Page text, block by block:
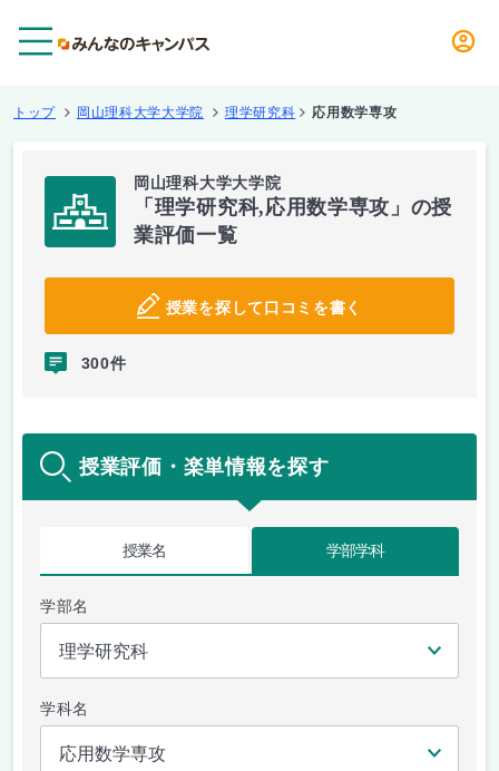
トップ 岡山理科大学大学院 理学研究科 応用数学専攻
岡山理科大学大学院
「理学研究科,応用数学専攻」の授
業評価一覧
授業を探して口コミを書く
300件
授業評価・楽単情報を探す
授業名 学部学科
学部名
学科名